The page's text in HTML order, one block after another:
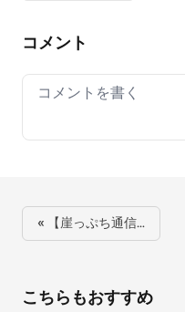
コメント
Your comment
« 【崖っぷち通信…
こちらもおすすめ